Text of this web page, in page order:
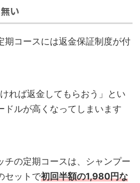
い
期コースには返金保証制度が付
ければ返金してもらおう」とい
ドルが高くなってしまいます
チの定期コースは、シャンプー
セットで初回半額の1,980円な